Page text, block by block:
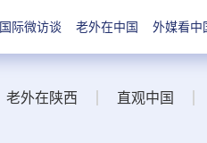
国际微访谈 老外在中国 外媒看中
老外在陕西 直观中国